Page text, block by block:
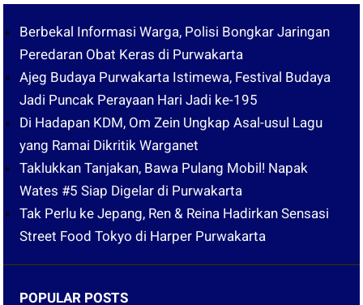
Berbekal Informasi Warga, Polisi Bongkar Jaringan
Peredaran Obat Keras di Purwakarta
Ajeg Budaya Purwakarta Istimewa, Festival Budaya
Jadi Puncak Perayaan Hari Jadi ke-195
Di Hadapan KDM, Om Zein Ungkap Asal-usul Lagu
yang Ramai Dikritik Warganet
Taklukkan Tanjakan, Bawa Pulang Mobil! Napak
Wates #5 Siap Digelar di Purwakarta
Tak Perlu ke Jepang, Ren & Reina Hadirkan Sensasi
Street Food Tokyo di Harper Purwakarta
POPULAR POSTS